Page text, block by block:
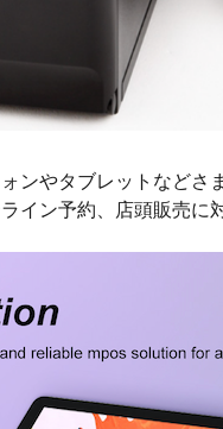
ンやタブレットなど
イン予約、店頭販売に